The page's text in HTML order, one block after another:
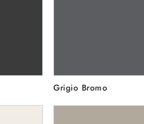
Grigio Bromo